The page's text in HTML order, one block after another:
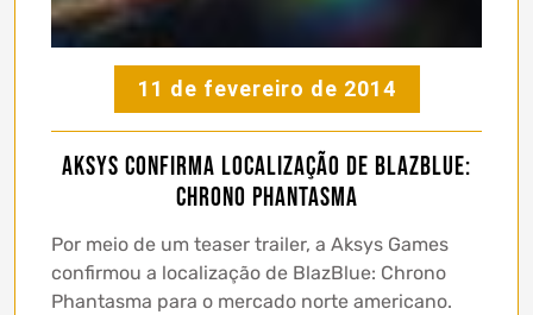
11 de fevereiro de 2014
Aksys confirma localização de BlazBlue:
Chrono Phantasma
Por meio de um teaser trailer, a Aksys Games
confirmou a localização de BlazBlue: Chrono
Phantasma para o mercado norte americano.